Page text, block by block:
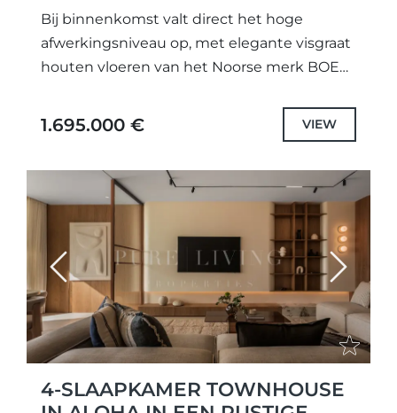
Bij binnenkomst valt direct het hoge
afwerkingsniveau op, met elegante visgraat
houten vloeren van het Noorse merk BOEN,
tegels van Gunni die zorgen voor een
1.695.000 € VIEW
Previous Next
4-SLAAPKAMER TOWNHOUSE